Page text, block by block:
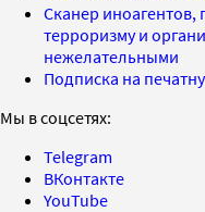
Сканер иноагентов,
терроризму и
нежелательными
Подписка на
Мы в соцсетях:
Telegram
ВКонтакте
YouTube